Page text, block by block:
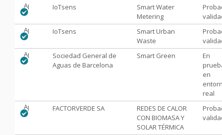
AprobadoIoTsens
Smart Water
Metering
AprobadoIoTsens
Smart Urban
Waste
AprobadoSociedad General de
Aguas de Barcelona
Smart Green
En
en
real
AprobadoFACTORVERDE SA
REDES DE CALOR
CON BIOMASA Y
SOLAR TÉRMICA